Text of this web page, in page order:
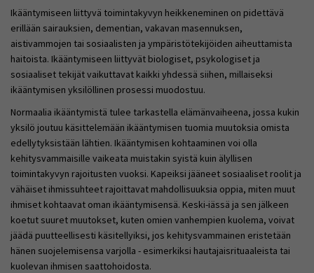
Ikääntymiseen liittyvä toimintakyvyn heikkeneminen on pidettävä
erillään sairauksien, dementian, vakavan masennuksen,
aistivammojen tai sosiaalisten ja ympäristötekijöiden aiheuttamista
haitoista. Ikääntymiseen liittyvät biologiset, psykologiset ja
sosiaaliset tekijät vaikuttavat kaikki yhdessä siihen, millaiseksi
ikääntymisen yksilöllinen prosessi muodostuu.
Normaalia ikääntymistä tulee tarkastella elämänvaiheena, jossa kukin
yksilö joutuu käsittelemään ikääntymisen tuomia muutoksia omista
edellytyksistään lähtien. Ikääntymisen kohtaaminen voi olla
kehitysvammaisille vaikeata muistakin syistä kuin älyllisen
toimintakyvyn rajoitusten vuoksi. Kapeiksi jääneet sosiaaliset roolit ja
vähäiset ihmissuhteet rajoittavat mahdollisuuksia oppia, miten muut
ihmiset kohtaavat oman ikääntymisensä. Keski-iässä ja sen jälkeen
koetut suuret muutokset, kuten omien vanhempien kuolema, voivat
jäädä puutteellisesti käsitellyiksi, jos kehitysvammainen eristetään
hänen suojelemisensa varjolla - esimerkiksi hautajaisrituaaleista tai
kuolevan ihmisen saattohoidosta.